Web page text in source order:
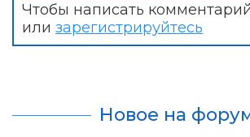
Чтобы написать комментарий
или зарегистрируйтесь
Новое на